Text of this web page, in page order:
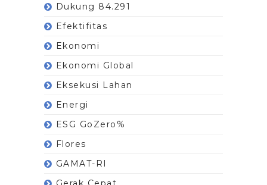
Dukung 84.291
Efektifitas
Ekonomi
Ekonomi Global
Eksekusi Lahan
Energi
ESG GoZero%
Flores
GAMAT-RI